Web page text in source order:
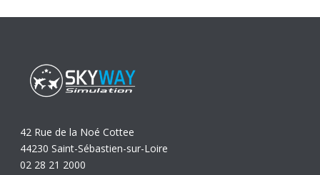
42 Rue de la Noé Cottee
44230 Saint-Sébastien-sur-Loire
02 28 21 2000